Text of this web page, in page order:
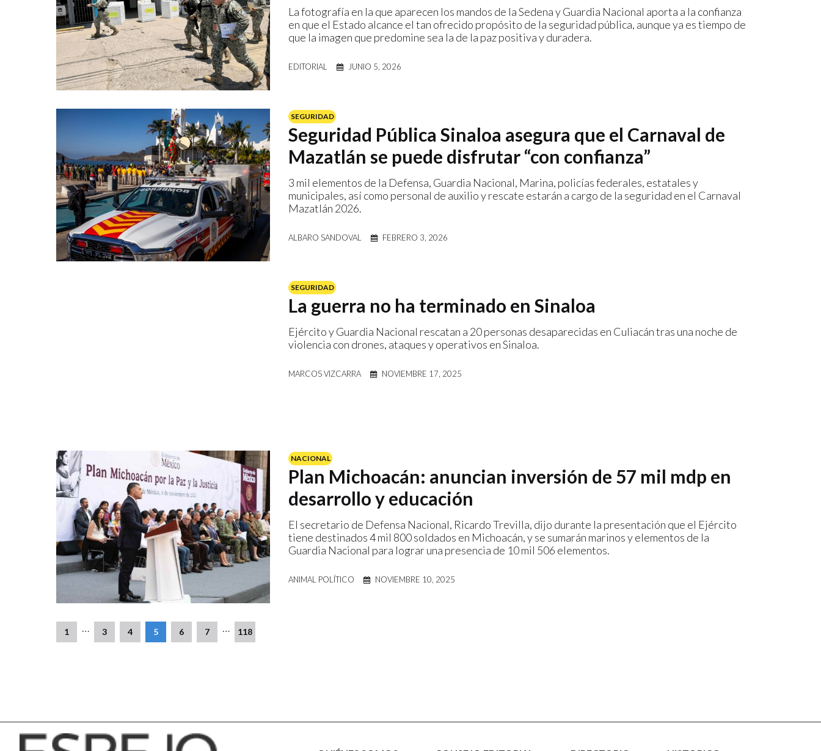
La fotografía en la que aparecen los mandos de la Sedena y Guardia Nacional aporta a la confianza
en que el Estado alcance el tan ofrecido propósito de la seguridad pública, aunque ya es tiempo de
que la imagen que predomine sea la de la paz positiva y duradera.
EDITORIAL JUNIO 5, 2026
SEGURIDAD
Seguridad Pública Sinaloa asegura que el Carnaval de
Mazatlán se puede disfrutar “con confianza”
3 mil elementos de la Defensa, Guardia Nacional, Marina, policías federales, estatales y
municipales, así como personal de auxilio y rescate estarán a cargo de la seguridad en el Carnaval
Mazatlán 2026.
ALBARO SANDOVAL FEBRERO 3, 2026
SEGURIDAD
La guerra no ha terminado en Sinaloa
Ejército y Guardia Nacional rescatan a 20 personas desaparecidas en Culiacán tras una noche de
violencia con drones, ataques y operativos en Sinaloa.
MARCOS VIZCARRA NOVIEMBRE 17, 2025
NACIONAL
Plan Michoacán: anuncian inversión de 57 mil mdp en
desarrollo y educación
El secretario de Defensa Nacional, Ricardo Trevilla, dijo durante la presentación que el Ejército
tiene destinados 4 mil 800 soldados en Michoacán, y se sumarán marinos y elementos de la
Guardia Nacional para lograr una presencia de 10 mil 506 elementos.
ANIMAL POLÍTICO NOVIEMBRE 10, 2025
1 … 3 4 5 6 7 … 118